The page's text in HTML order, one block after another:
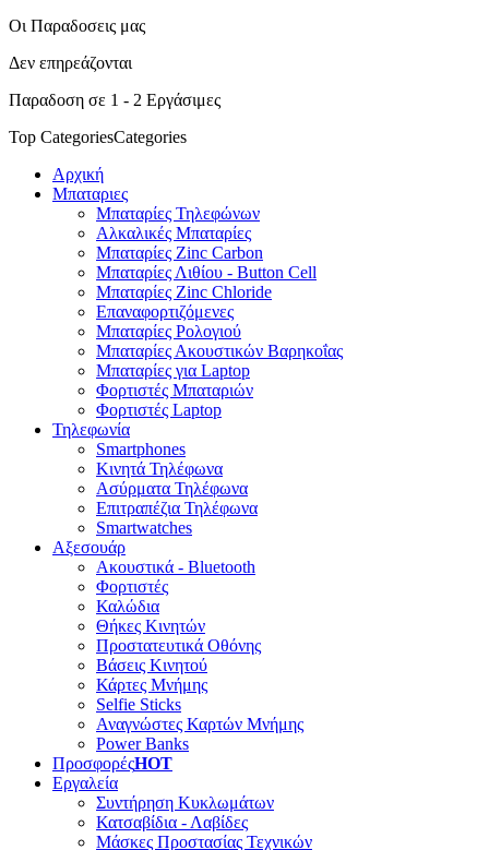
Οι Παραδοσεις μας
Δεν επηρεάζονται
Παραδοση σε 1 - 2 Εργάσιμες
Top CategoriesCategories
Αρχική
Μπαταριες
Μπαταρίες Τηλεφώνων
Αλκαλικές Μπαταρίες
Μπαταρίες Zinc Carbon
Μπαταρίες Λιθίου - Button Cell
Μπαταρίες Zinc Chloride
Επαναφορτιζόμενες
Μπαταρίες Ρολογιού
Μπαταρίες Ακουστικών Βαρηκοΐας
Μπαταρίες για Laptop
Φορτιστές Μπαταριών
Φορτιστές Laptop
Τηλεφωνία
Smartphones
Κινητά Τηλέφωνα
Ασύρματα Τηλέφωνα
Επιτραπέζια Τηλέφωνα
Smartwatches
Αξεσουάρ
Ακουστικά - Bluetooth
Φορτιστές
Καλώδια
Θήκες Κινητών
Προστατευτικά Οθόνης
Βάσεις Κινητού
Κάρτες Μνήμης
Selfie Sticks
Αναγνώστες Καρτών Μνήμης
Power Banks
ΠροσφορέςHOT
Εργαλεία
Συντήρηση Κυκλωμάτων
Κατσαβίδια - Λαβίδες
Μάσκες Προστασίας Τεχνικών